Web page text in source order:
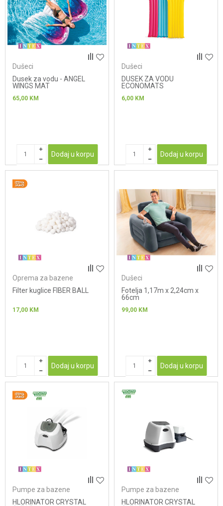
Dušeci
Dusek za vodu - ANGEL
WINGS MAT
65,00 KM
Dodaj u korpu
Dušeci
DUSEK ZA VODU
ECONOMATS
6,00 KM
Dodaj u korpu
Oprema za bazene
Filter kuglice FIBER BALL
17,00 KM
Dodaj u korpu
Dušeci
Fotelja 1,17m x 2,24cm x
66cm
99,00 KM
Dodaj u korpu
Pumpe za bazene
HLORINATOR CRYSTAL
Pumpe za bazene
HLORINATOR CRYSTAL